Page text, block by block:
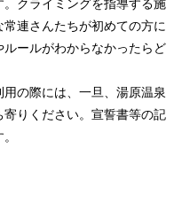
クライミングを指導する施
連さんたちが初めての方に
ールがわからなかったらど
の際には、一旦、湯原温泉
りください。宣誓書等の記